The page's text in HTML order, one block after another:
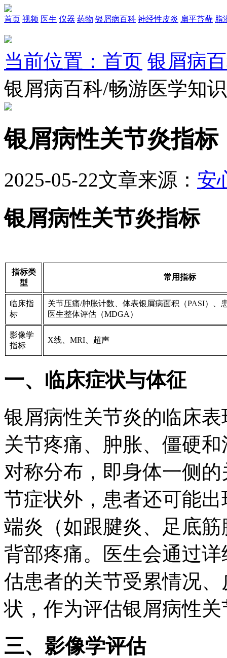
首页 视频 医生 仪器 药物 银屑病百科 神经性皮炎 扁平苔藓 脂
当前位置：首页 银屑病
银屑病百科/畅游医学知
银屑病性关节炎指标
2025-05-22文章来源： 安
银屑病性关节炎指标
指标类
型
常用指标
临床指
标
关节压痛/肿胀计数、体表银屑病面积（PASI）、
医生整体评估（MDGA）
影像学
指标
X线、MRI、超声
一、临床症状与体征
银屑病性关节炎的临床
关节疼痛、肿胀、僵硬
对称分布，即身体一侧
节症状外，患者还可能
端炎（如跟腱炎、足底
背部疼痛。医生会通过
估患者的关节受累情况
状，作为评估银屑病性
三、影像学评估